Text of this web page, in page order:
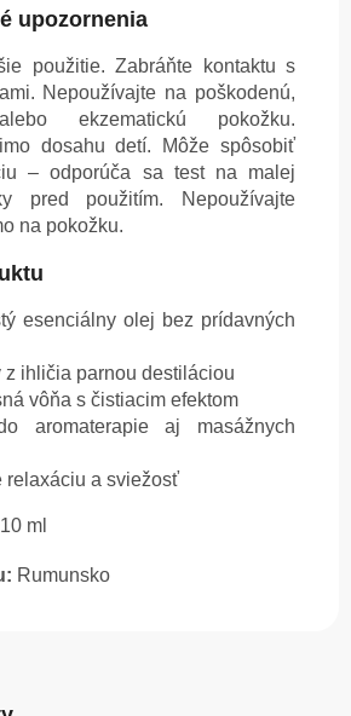
upozornenia
použitie. Zabráňte kontaktu s
Nepoužívajte na poškodenú,
ekzematickú pokožku.
dosahu detí. Môže spôsobiť
– odporúča sa test na malej
pred použitím. Nepoužívajte
na pokožku.
esenciálny olej bez prídavných
z ihličia parnou destiláciou
vôňa s čistiacim efektom
aromaterapie aj masážnych
relaxáciu a sviežosť
10 ml
Rumunsko